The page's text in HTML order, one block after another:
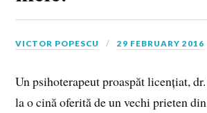
VICTOR POPESCU 29 FEBRUARY 2016
Un psihoterapeut proaspăt licențiat,
la o cină oferită de un vechi prieten